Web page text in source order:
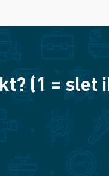
(1 = slet